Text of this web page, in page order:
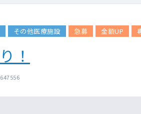
その他医療施設 急募 金額UP
！